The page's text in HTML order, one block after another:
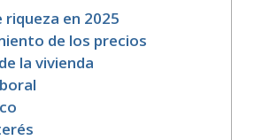
riqueza en 2025
de los precios
la vivienda